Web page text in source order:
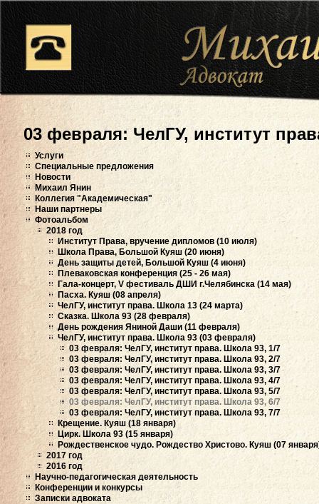
03 февраля: ЧелГУ, институт
Услуги
Специальные предложения
Новости
Михаил Янин
Коллегия "Академическая"
Наши партнеры
Фотоальбом
2018 год
Институт Права, вручение дипломов (10 июля)
Школа Права, Большой Куяш (20 июня)
День защиты детей, Большой Куяш (4 июня)
Плеваковская конференция (25 - 26 мая)
Гала-концерт, V фестиваль ДШИ г.Челябинска (14 мая)
Пасха. Куяш (08 апреля)
ЧелГУ, институт права. Школа 13 (24 марта)
Сказка. Школа 93 (28 февраля)
День рождения Яниной Даши (11 февраля)
ЧелГУ, институт права. Школа 93 (03 февраля)
03 февраля: ЧелГУ, институт права. Школа 93, 1/7
03 февраля: ЧелГУ, институт права. Школа 93, 2/7
03 февраля: ЧелГУ, институт права. Школа 93, 3/7
03 февраля: ЧелГУ, институт права. Школа 93, 4/7
03 февраля: ЧелГУ, институт права. Школа 93, 5/7
03 февраля: ЧелГУ, институт права. Школа 93, 6/7
03 февраля: ЧелГУ, институт права. Школа 93, 7/7
Крещение. Куяш (18 января)
Цирк. Школа 93 (15 января)
Рождественское чудо. Рождество Христово. Куяш (07
2017 год
2016 год
Научно-педагогическая деятельность
Конференции и конкурсы
Записки адвоката